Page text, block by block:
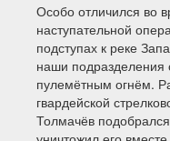
Особо отличился во
наступательной
подступах к реке
наши подразделения
пулемётным огнём.
гвардейской
Толмачёв